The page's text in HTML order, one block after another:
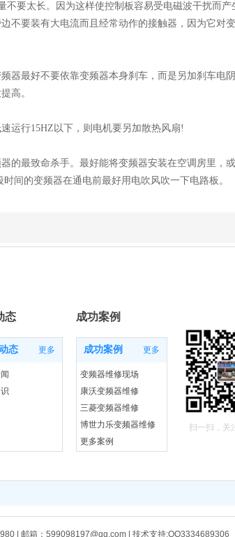
不要太长。因为这样使控制板容易受电磁波干扰而
不要装有大电流而且经常动作的接触器，因为它对
最好不要依靠变频器本身刹车，而是另加刹车电
高。
行15HZ以下，则电机要另加散热风扇!
最致命杀手。最好能将变频器安装在空调房里，
间的变频器在通电前最好用电吹风吹一下电路板。
态 更多 成功案例 更多
变频器维修现场
康沃变频器维修
三菱变频器维修
博世力乐变频器维修
更多案例
态 成功案例
扫一扫，关
| 邮箱：599098197@qq.com | 技术支持:QQ3334689306